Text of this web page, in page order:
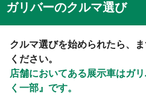
ガリバーのクルマ選び
クルマ選びを始められたら、
ください。
店舗においてある展示車はガ
く一部』です。